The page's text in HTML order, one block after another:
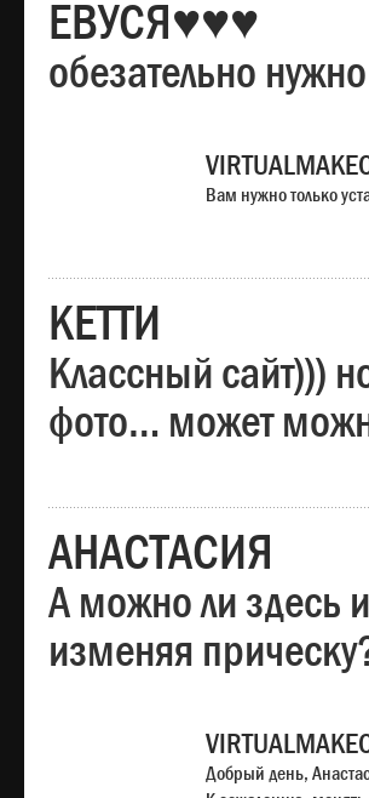
ЕВУСЯ♥♥♥
обезательно
Вам нужно только
КЕТТИ
Классный сайт)))
фото… может
АНАСТАСИЯ
А можно ли здесь
изменяя
Добрый день,